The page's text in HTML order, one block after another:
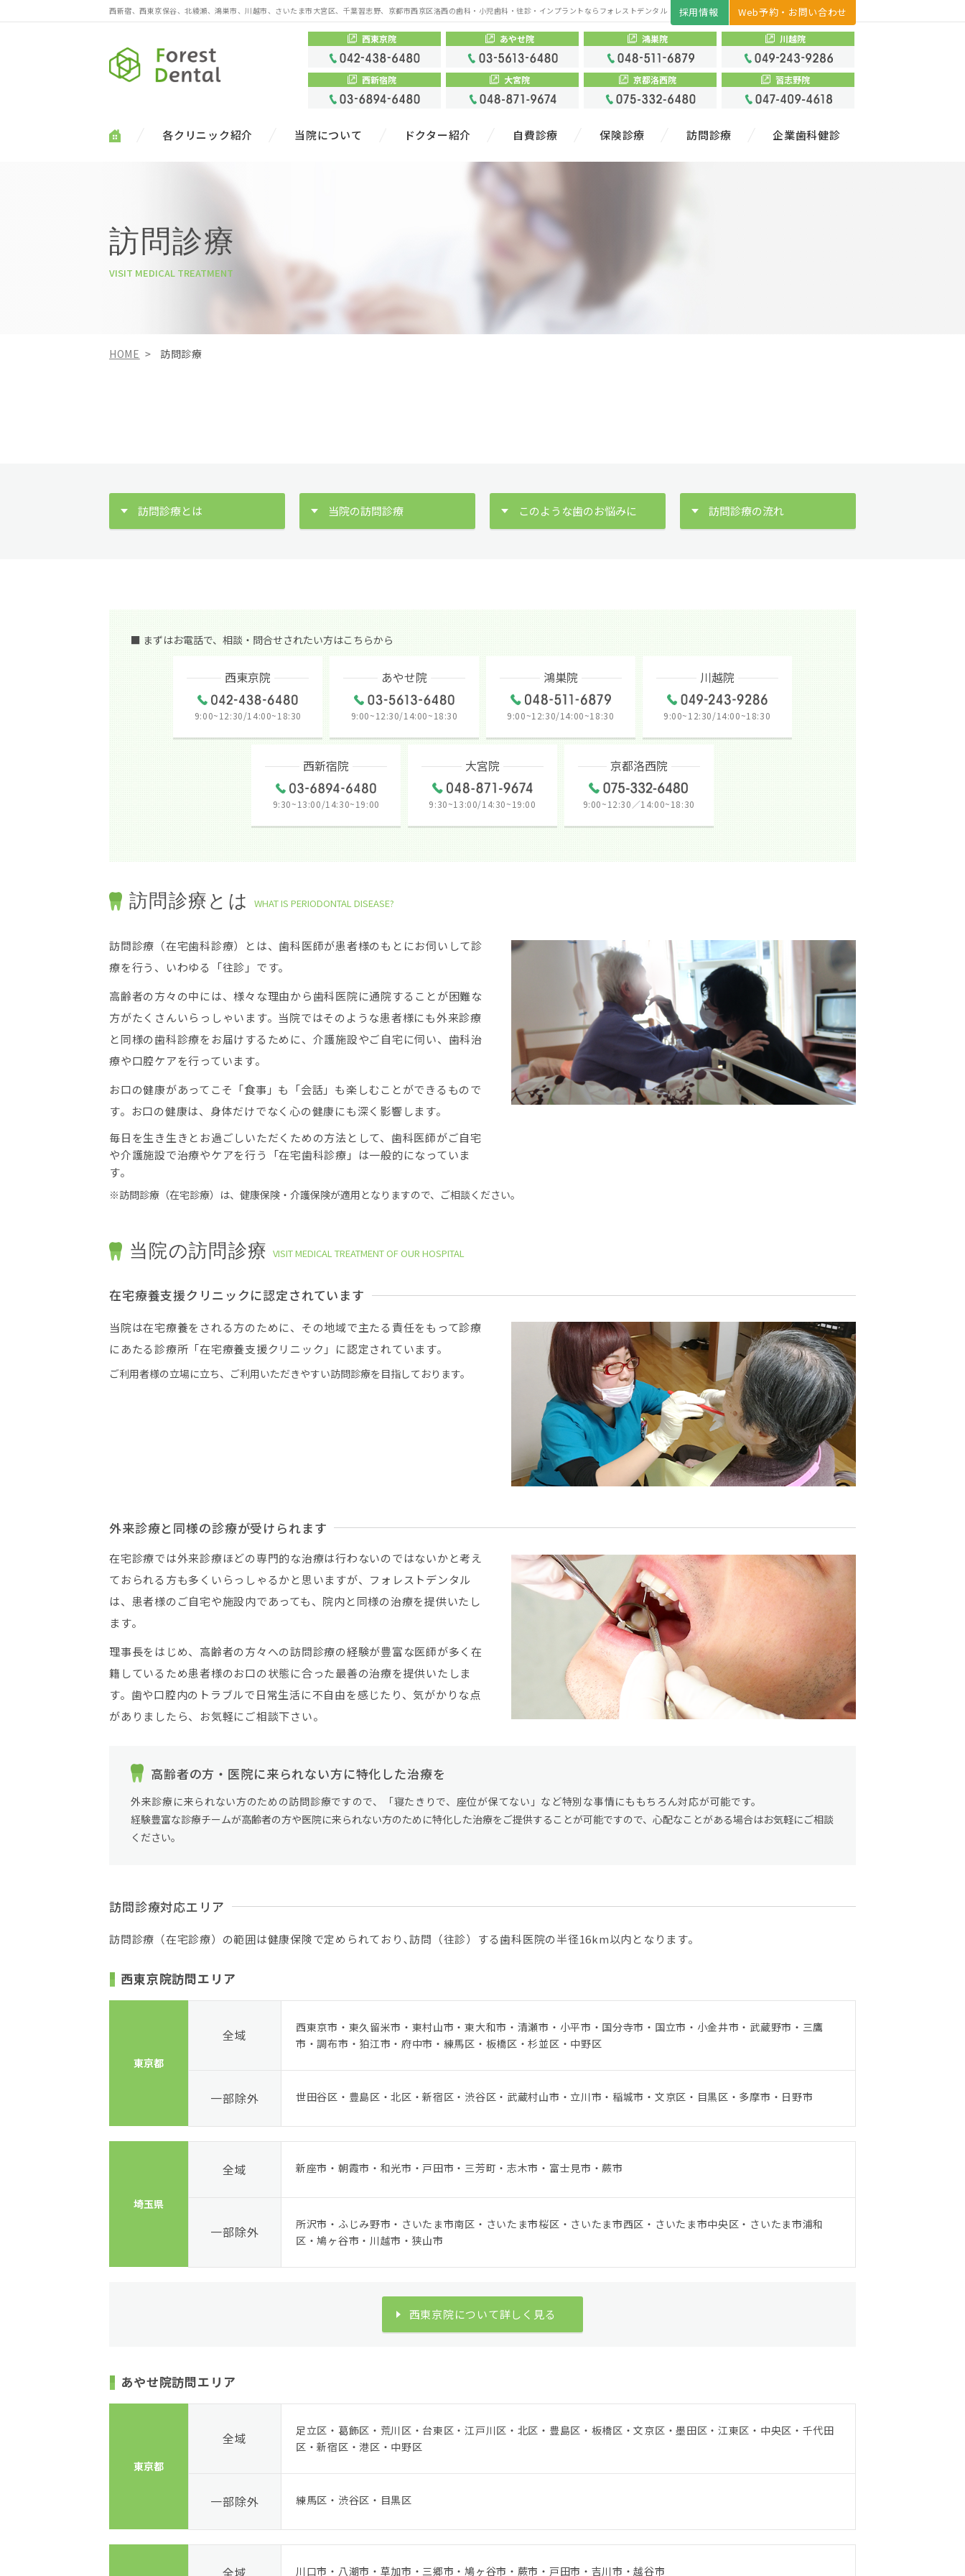
西新宿、西東京保谷、北綾瀬、鴻巣市、川越市、さいたま市大宮区、千葉習志野、京都市西京区洛西の歯科・小児歯科・往診・インプラントならフォレストデンタル 採用情報 Web予約・お問い合わせ
西東京院 あやせ院 鴻巣院 川越院
西新宿院 大宮院 京都洛西院 習志野院
各クリニック紹介 当院について ドクター紹介 自費診療 保険診療 訪問診療 企業歯科健診
訪問診療
VISIT MEDICAL TREATMENT
HOME 訪問診療
訪問診療とは 当院の訪問診療 このような歯のお悩みに 訪問診療の流れ
■ まずはお電話で、相談・問合せされたい方はこちらから
西東京院
9:00~12:30/14:00~18:30
あやせ院
9:00~12:30/14:00~18:30
鴻巣院
9:00~12:30/14:00~18:30
川越院
9:00~12:30/14:00~18:30
西新宿院
9:30~13:00/14:30~19:00
大宮院
9:30~13:00/14:30~19:00
京都洛西院
9:00~12:30／14:00~18:30
訪問診療とは WHAT IS PERIODONTAL DISEASE?
訪問診療（在宅歯科診療）とは、歯科医師が患者様のもとにお伺いして診
療を行う、いわゆる「往診」です。
高齢者の方々の中には、様々な理由から歯科医院に通院することが困難な
方がたくさんいらっしゃいます。当院ではそのような患者様にも外来診療
と同様の歯科診療をお届けするために、介護施設やご自宅に伺い、歯科治
療や口腔ケアを行っています。
お口の健康があってこそ「食事」も「会話」も楽しむことができるもので
す。お口の健康は、身体だけでなく心の健康にも深く影響します。
毎日を生き生きとお過ごしいただくための方法として、歯科医師がご自宅
や介護施設で治療やケアを行う「在宅歯科診療」は一般的になっていま
す。
※訪問診療（在宅診療）は、健康保険・介護保険が適用となりますので、ご相談ください。
当院の訪問診療 VISIT MEDICAL TREATMENT OF OUR HOSPITAL
在宅療養支援クリニックに認定されています
当院は在宅療養をされる方のために、その地域で主たる責任をもって診療
にあたる診療所「在宅療養支援クリニック」に認定されています。
ご利用者様の立場に立ち、ご利用いただきやすい訪問診療を目指しております。
外来診療と同様の診療が受けられます
在宅診療では外来診療ほどの専門的な治療は行わないのではないかと考え
ておられる方も多くいらっしゃるかと思いますが、フォレストデンタル
は、患者様のご自宅や施設内であっても、院内と同様の治療を提供いたし
ます。
理事長をはじめ、高齢者の方々への訪問診療の経験が豊富な医師が多く在
籍しているため患者様のお口の状態に合った最善の治療を提供いたしま
す。歯や口腔内のトラブルで日常生活に不自由を感じたり、気がかりな点
がありましたら、お気軽にご相談下さい。
高齢者の方・医院に来られない方に特化した治療を
外来診療に来られない方のための訪問診療ですので、「寝たきりで、座位が保てない」など特別な事情にももちろん対応が可能です。
経験豊富な診療チームが高齢者の方や医院に来られない方のために特化した治療をご提供することが可能ですので、心配なことがある場合はお気軽にご相談
ください。
訪問診療対応エリア
訪問診療（在宅診療）の範囲は健康保険で定められており､訪問（往診）する歯科医院の半径16km以内となります。
西東京院訪問エリア
東京都
全域
西東京市・東久留米市・東村山市・東大和市・清瀬市・小平市・国分寺市・国立市・小金井市・武蔵野市・三鷹
市・調布市・狛江市・府中市・練馬区・板橋区・杉並区・中野区
一部除外 世田谷区・豊島区・北区・新宿区・渋谷区・武蔵村山市・立川市・稲城市・文京区・目黒区・多摩市・日野市
埼玉県
全域 新座市・朝霞市・和光市・戸田市・三芳町・志木市・富士見市・蕨市
一部除外
所沢市・ふじみ野市・さいたま市南区・さいたま市桜区・さいたま市西区・さいたま市中央区・さいたま市浦和
区・鳩ヶ谷市・川越市・狭山市
西東京院について詳しく見る
あやせ院訪問エリア
東京都
全域
足立区・葛飾区・荒川区・台東区・江戸川区・北区・豊島区・板橋区・文京区・墨田区・江東区・中央区・千代田
区・新宿区・港区・中野区
一部除外 練馬区・渋谷区・目黒区
全域 川口市・八潮市・草加市・三郷市・鳩ヶ谷市・蕨市・戸田市・吉川市・越谷市